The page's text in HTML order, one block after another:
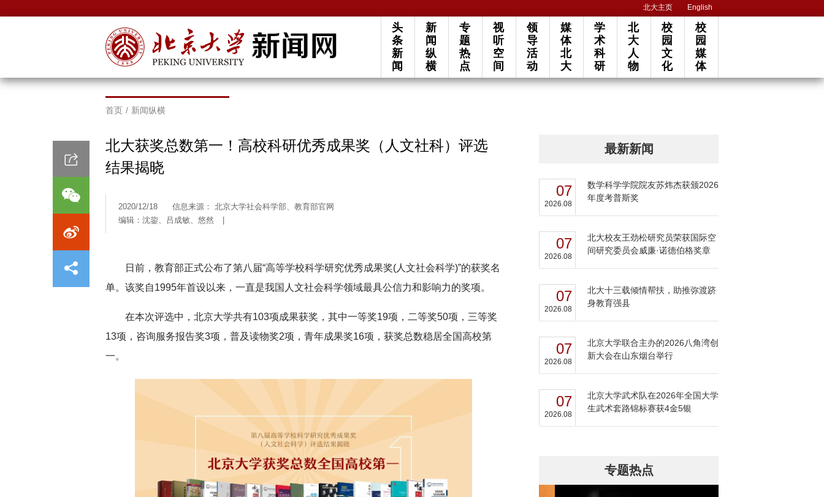
北大主页 English
头
条
新
闻
新
闻
纵
横
专
题
热
点
视
听
空
间
领
导
活
动
媒
体
北
大
学
术
科
研
北
大
人
物
校
园
文
化
校
园
媒
体
首页 / 新闻纵横
北大获奖总数第一！高校科研优秀成果奖（人文社科）评选
结果揭晓
2020/12/18
信息来源： 北京大学社会科学部、教育部官网
编辑：沈鋆、吕成敏、悠然
日前，教育部正式公布了第八届“高等学校科学研究优秀成果奖(人文社会科学)”的获奖名
单。该奖自1995年首设以来，一直是我国人文社会科学领域最具公信力和影响力的奖项。
在本次评选中，北京大学共有103项成果获奖，其中一等奖19项，二等奖50项，三等奖
13项，咨询服务报告奖3项，普及读物奖2项，青年成果奖16项，获奖总数稳居全国高校第
一。
最新新闻
07
2026.08
数学科学学院院友苏炜杰获颁2026
年度考普斯奖
07
2026.08
北大校友王劲松研究员荣获国际空
间研究委员会威廉·诺德伯格奖章
07
2026.08
北大十三载倾情帮扶，助推弥渡跻
身教育强县
07
2026.08
北京大学联合主办的2026八角湾创
新大会在山东烟台举行
07
2026.08
北京大学武术队在2026年全国大学
生武术套路锦标赛获4金5银
专题热点